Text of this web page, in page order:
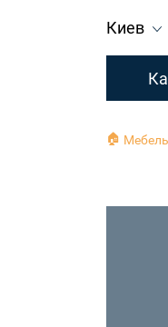
Киев
🏠